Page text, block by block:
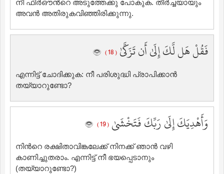
നീ ഫിര്‍ഔന്‍റെ അടുത്തേക്കു പോകുക. തീര്‍ച്ചയായും
അവന്‍ അതിരുകവിഞ്ഞിരിക്കുന്നു.
فَقُلْ هَل لَّكَ إِلَىٰ أَن تَزَكَّىٰ ( 18 )
എന്നിട്ട് ചോദിക്കുക: നീ പരിശുദ്ധി പ്രാപിക്കാന്‍
തയ്യാറുണ്ടോ?
وَأَهْدِيَكَ إِلَىٰ رَبِّكَ فَتَخْشَىٰ ( 19 )
നിന്‍റെ രക്ഷിതാവിങ്കലേക്ക് നിനക്ക് ഞാന്‍ വഴി
കാണിച്ചുതരാം. എന്നിട്ട് നീ ഭയപ്പെടാനും
(തയ്യാറുണ്ടോ?)